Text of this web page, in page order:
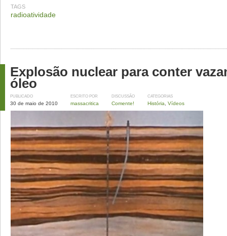
TAGS
radioatividade
Explosão nuclear para conter
óleo
PUBLICADO
30 de maio de 2010
ESCRITO POR
massacritica
DISCUSSÃO
Comente!
CATEGORIAS
História Vídeos